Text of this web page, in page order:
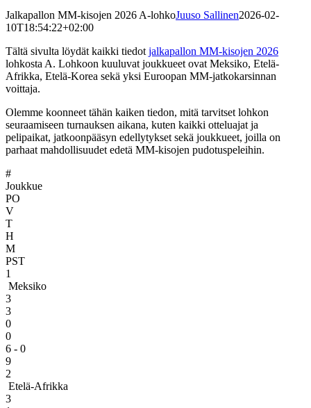
Jalkapallon MM-kisojen 2026 A-lohkoJuuso Sallinen2026-02-
10T18:54:22+02:00
Tältä sivulta löydät kaikki tiedot jalkapallon MM-kisojen 2026
lohkosta A. Lohkoon kuuluvat joukkueet ovat Meksiko, Etelä-
Afrikka, Etelä-Korea sekä yksi Euroopan MM-jatkokarsinnan
voittaja.
Olemme koonneet tähän kaiken tiedon, mitä tarvitset lohkon
seuraamiseen turnauksen aikana, kuten kaikki otteluajat ja
pelipaikat, jatkoonpääsyn edellytykset sekä joukkueet, joilla on
parhaat mahdollisuudet edetä MM-kisojen pudotuspeleihin.
#
Joukkue
PO
V
T
H
M
PST
1
Meksiko
3
3
0
0
6 - 0
9
2
Etelä-Afrikka
3